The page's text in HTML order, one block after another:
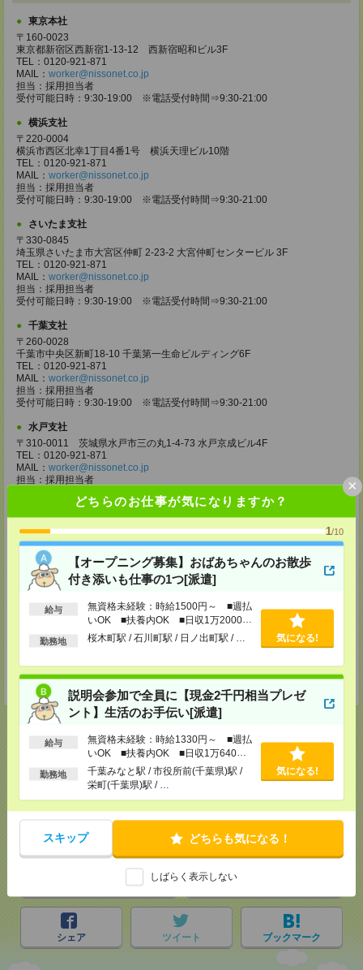
どちらのお仕事が気になりますか？
1/10
【オープニング募集】おばあちゃんのお散歩
付き添いも仕事の1つ[派遣]
給与
無資格未経験：時給1500円～ ■週払
いOK ■扶養内OK ■日収1万2000円
以上
勤務地 桜木町駅 / 石川町駅 / 日ノ出町駅 / … 気になる!
説明会参加で全員に【現金2千円相当プレゼ
ント】生活のお手伝い[派遣]
給与
無資格未経験：時給1330円～ ■週払
いOK ■扶養内OK ■日収1万640円
以上
勤務地
千葉みなと駅 / 市役所前(千葉県)駅 /
栄町(千葉県)駅 / …
気になる!
スキップ どちらも気になる！
しばらく表示しない
×
東京本社
〒160-0023
東京都新宿区西新宿1-13-12 西新宿昭和ビル3F
TEL：0120-921-871
MAIL： worker@nissonet.co.jp
担当：採用担当者
受付可能日時：9:30-19:00 ※電話受付時間⇒9:30-21:00
横浜支社
〒220-0004
横浜市西区北幸1丁目4番1号 横浜天理ビル10階
TEL：0120-921-871
MAIL： worker@nissonet.co.jp
担当：採用担当者
受付可能日時：9:30-19:00 ※電話受付時間⇒9:30-21:00
さいたま支社
〒330-0845
埼玉県さいたま市大宮区仲町 2-23-2 大宮仲町センタービル 3F
TEL：0120-921-871
MAIL： worker@nissonet.co.jp
担当：採用担当者
受付可能日時：9:30-19:00 ※電話受付時間⇒9:30-21:00
千葉支社
〒260-0028
千葉市中央区新町18-10 千葉第一生命ビルディング6F
TEL：0120-921-871
MAIL： worker@nissonet.co.jp
担当：採用担当者
受付可能日時：9:30-19:00 ※電話受付時間⇒9:30-21:00
水戸支社
〒310-0011 茨城県水戸市三の丸1-4-73 水戸京成ビル4F
TEL：0120-921-871
MAIL： worker@nissonet.co.jp
担当：採用担当者
宇都宮支社
〒320-0811 栃木県宇都宮市大通り1-2-11 フコク生命ビル4F
TEL：0120-921-871
MAIL： worker@nissonet.co.jp
担当：採用担当者
受付可能日時：9:30-19:00 ※電話受付時間⇒9:30-21:00
高崎支社
埼玉県さいたま市大宮区仲町2-23-2 大宮仲町センタービル3F（さいたま
支社内）
TEL：0120-921-871
受付可能日時：9:30-19:00 ※電話受付時間⇒9:30-21:00
応募ページへ
で送る LINE
シェア ツイート ブックマーク